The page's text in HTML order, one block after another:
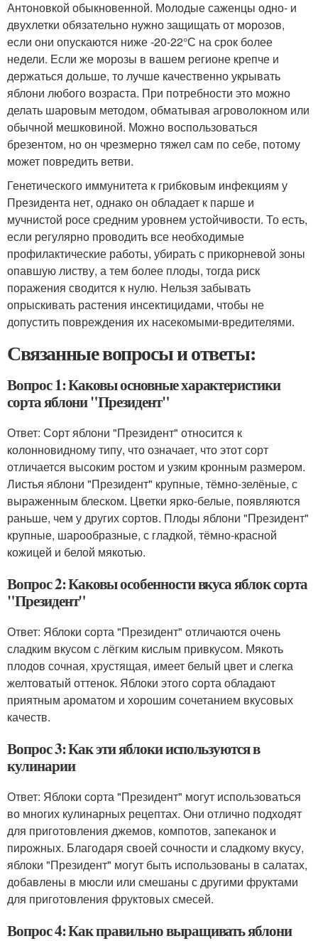
Антоновкой обыкновенной. Молодые саженцы одно- и
двухлетки обязательно нужно защищать от морозов,
если они опускаются ниже -20-22°С на срок более
недели. Если же морозы в вашем регионе крепче и
держаться дольше, то лучше качественно укрывать
яблони любого возраста. При потребности это можно
делать шаровым методом, обматывая агроволокном или
обычной мешковиной. Можно воспользоваться
брезентом, но он чрезмерно тяжел сам по себе, потому
может повредить ветви.
Генетического иммунитета к грибковым инфекциям у
Президента нет, однако он обладает к парше и
мучнистой росе средним уровнем устойчивости. То есть,
если регулярно проводить все необходимые
профилактические работы, убирать с прикорневой зоны
опавшую листву, а тем более плоды, тогда риск
поражения сводится к нулю. Нельзя забывать
опрыскивать растения инсектицидами, чтобы не
допустить повреждения их насекомыми-вредителями.
Связанные вопросы и ответы:
Вопрос 1: Каковы основные характеристики
сорта яблони "Президент"
Ответ: Сорт яблони "Президент" относится к
колонновидному типу, что означает, что этот сорт
отличается высоким ростом и узким кронным размером.
Листья яблони "Президент" крупные, тёмно-зелёные, с
выраженным блеском. Цветки ярко-белые, появляются
раньше, чем у других сортов. Плоды яблони "Президент"
крупные, шарообразные, с гладкой, тёмно-красной
кожицей и белой мякотью.
Вопрос 2: Каковы особенности вкуса яблок сорта
"Президент"
Ответ: Яблоки сорта "Президент" отличаются очень
сладким вкусом с лёгким кислым привкусом. Мякоть
плодов сочная, хрустящая, имеет белый цвет и слегка
желтоватый оттенок. Яблоки этого сорта обладают
приятным ароматом и хорошим сочетанием вкусовых
качеств.
Вопрос 3: Как эти яблоки используются в
кулинарии
Ответ: Яблоки сорта "Президент" могут использоваться
во многих кулинарных рецептах. Они отлично подходят
для приготовления джемов, компотов, запеканок и
пирожных. Благодаря своей сочности и сладкому вкусу,
яблоки "Президент" могут быть использованы в салатах,
добавлены в мюсли или смешаны с другими фруктами
для приготовления фруктовых смесей.
Вопрос 4: Как правильно выращивать яблони